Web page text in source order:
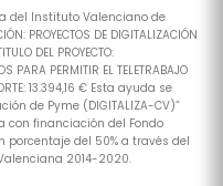
del Instituto Valenciano de
PROYECTOS DE DIGITALIZACIÓN
DEL PROYECTO:
PARA PERMITIR EL TELETRABAJO
13.394,16 € Esta ayuda se
de Pyme (DIGITALIZA-CV)”
con financiación del Fondo
porcentaje del 50% a través del
2014-2020.